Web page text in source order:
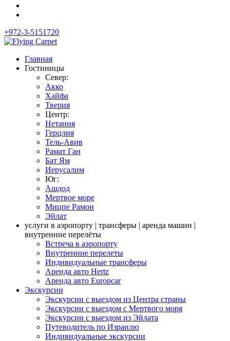
+972-3-5151720
Главная
Гостиницы
Север:
Акко
Хайфа
Тверия
Центр:
Нетания
Герцлия
Тель-Авив
Рамат Ган
Бат Ям
Иерусалим
Юг:
Ашдод
Мертвое море
Мицпе Рамон
Эйлат
услуги в аэропорту | трансферы | аренда машин |
внутренние перелёты
Встреча в аэропорту
Внутренние перелеты
Индивидуальные трансферы
Аренда авто Hertz
Аренда авто Europcar
Экскурсии
Экскурсии с выездом из Центра страны
Экскурсии с выездом c Мертвого моря
Экскурсии с выездом из Эйлата
Путеводитель по Израилю
Индивидуальные экскурсии